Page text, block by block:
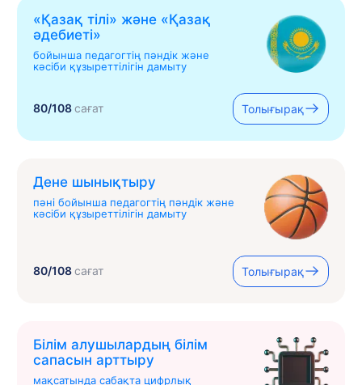
«Қазақ тілі» жəне «Қазақ
əдебиеті»
бойынша педагогтің пәндік және
кәсіби құзыреттілігін дамыту
80/108сағат Толығырақ
Дене шынықтыру
пәні бойынша педагогтің пәндік және
кәсіби құзыреттілігін дамыту
80/108сағат Толығырақ
Білім алушылардың білім
сапасын арттыру
мақсатында сабақта цифрлық